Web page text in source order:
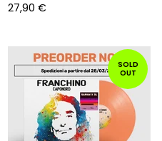
27,90 €
SOLD
OUT